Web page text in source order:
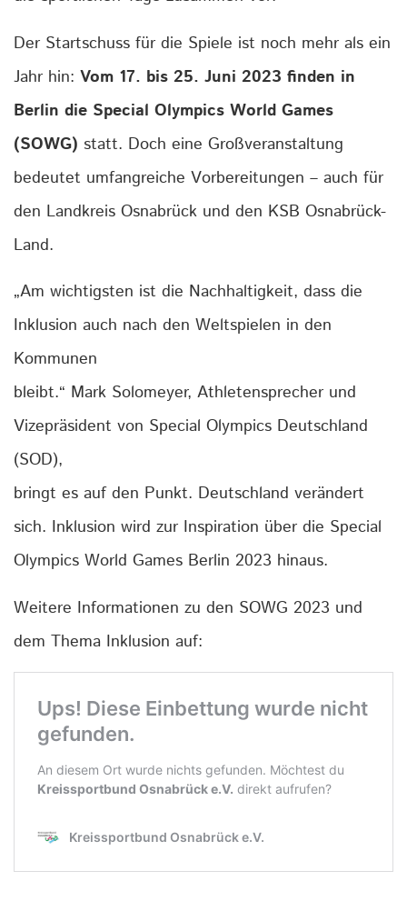
Der Startschuss für die Spiele ist noch mehr als ein
Jahr hin: Vom 17. bis 25. Juni 2023 finden in
Berlin die Special Olympics World Games
(SOWG) statt. Doch eine Großveranstaltung
bedeutet umfangreiche Vorbereitungen – auch für
den Landkreis Osnabrück und den KSB Osnabrück-
Land.
„Am wichtigsten ist die Nachhaltigkeit, dass die
Inklusion auch nach den Weltspielen in den
Kommunen
bleibt.“ Mark Solomeyer, Athletensprecher und
Vizepräsident von Special Olympics Deutschland
(SOD),
bringt es auf den Punkt. Deutschland verändert
sich. Inklusion wird zur Inspiration über die Special
Olympics World Games Berlin 2023 hinaus.
Weitere Informationen zu den SOWG 2023 und
dem Thema Inklusion auf: